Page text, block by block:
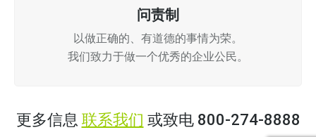
问责制
以做正确的、有道德的事情为荣。
我们致力于做一个优秀的企业公民。
更多信息 联系我们 或致电 800-274-8888